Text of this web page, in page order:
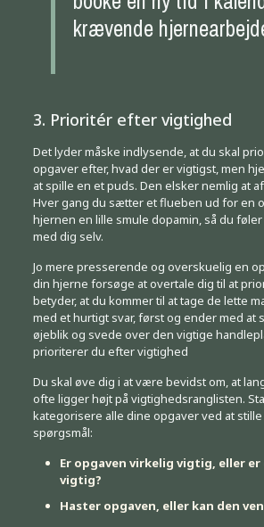
krævende
3. Prioritér efter vigtighed
Det lyder måske indlysende, at du skal
opgaver efter, hvad der er vigtigst, men
at spille en et puds. Den elsker nemlig at
Hver gang du sætter et flueben ud for en
hjernen en lille smule dopamin, så du
med dig selv.
Jo mere presserende og overskuelig en
din hjerne forsøge at overtale dig til at
betyder, at du kommer til at tage de lette
med et hurtigt svar, først og ender med at
øjeblik og svede over den vigtige
prioriterer du efter vigtighed
Du skal øve dig i at være bevidst om, at
ofte ligger højt på vigtighedsranglisten.
kategorisere alle dine opgaver ved at
spørgsmål:
Er opgaven virkelig vigtig, eller
vigtig?
Haster opgaven, eller kan den